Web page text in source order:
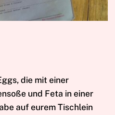
die mit einer
und Feta in einer
auf eurem Tischlein